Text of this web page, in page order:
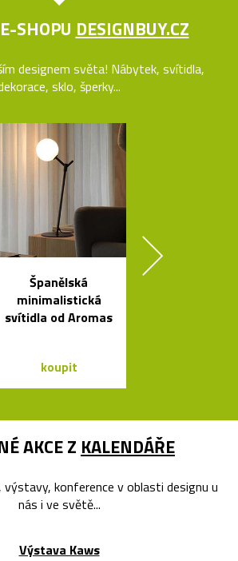
SHOPU DESIGNBUY.CZ
designem světa! Nábytek, svítidla,
sklo, šperky...
Španělská
minimalistická
svítidla od Aromas
koupit
AKCE Z KALENDÁŘE
výstavy, konference v oblasti designu u
nás i ve světě...
Výstava Kaws